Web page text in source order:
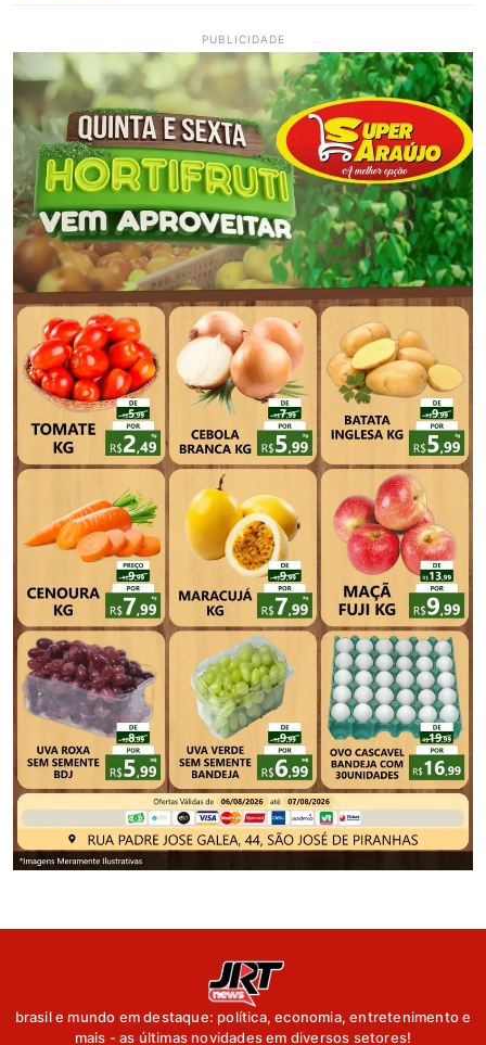
PUBLICIDADE
brasil e mundo em destaque: política, economia, entretenimento e
mais - as últimas novidades em diversos setores!